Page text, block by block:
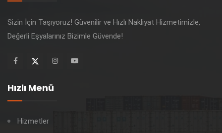
Sizin İçin Taşıyoruz! Güvenilir ve Hızlı Nakliyat Hizmetimizle,
Değerli Eşyalarınız Bizimle Güvende!
Hızlı Menü
Hizmetler